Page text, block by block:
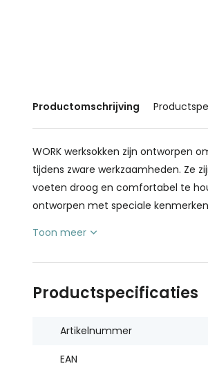
Productomschrijving
WORK werksokken zijn ontworpen
tijdens zware werkzaamheden. Ze
voeten droog en comfortabel te
ontworpen met speciale
Toon meer
Productspecificaties
Artikelnummer
EAN